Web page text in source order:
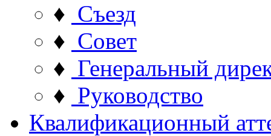
♦ Съезд
♦ Совет
♦ Генеральный
♦ Руководство
Квалификационный